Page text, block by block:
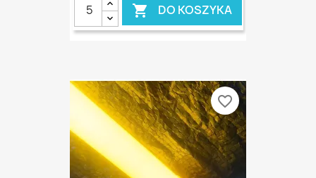
 DO KOSZYKA
favorite_border